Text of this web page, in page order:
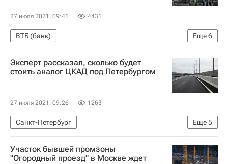
27 июля 2021, 09:41 4431
Еще6
ВТБ (банк)
Московская область (Подмосковье)
Москва
Анатолий Печатников
Жилье
Сделки
Эксперт рассказал, сколько будет
стоить аналог ЦКАД под Петербургом
27 июля 2021, 09:26 1263
Еще5
Санкт-Петербург
Высшая школа экономики (ВШЭ)
Россия
Строительство
Инфраструктура
Участок бывшей промзоны
"Огородный проезд" в Москве ждет